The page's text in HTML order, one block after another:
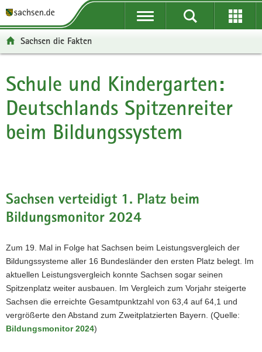
t
ü
b
e
r
g
f
n
e
N
a
v
i
g
a
t
n
a
v
i
g
o
p
n
h
a
l
t
t
-
B
e
r
e
Sachsen die Fakten
Hauptinhalt
Schule und Kindergarten:
Deutschlands Spitzenreiter
beim Bildungssystem
Sachsen verteidigt 1. Platz beim
Bildungsmonitor 2024
Zum 19. Mal in Folge hat Sachsen beim Leistungsvergleich der
Bildungssysteme aller 16 Bundesländer den ersten Platz belegt. Im
aktuellen Leistungsvergleich konnte Sachsen sogar seinen
Spitzenplatz weiter ausbauen. Im Vergleich zum Vorjahr steigerte
Sachsen die erreichte Gesamtpunktzahl von 63,4 auf 64,1 und
vergrößerte den Abstand zum Zweitplatzierten Bayern. (Quelle:
Bildungsmonitor 2024)